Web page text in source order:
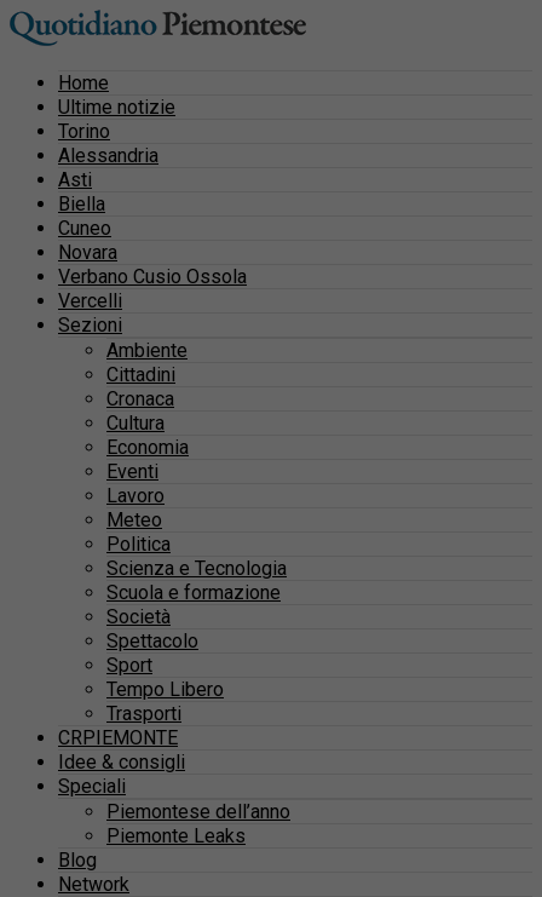
Home
Ultime notizie
Torino
Alessandria
Asti
Biella
Cuneo
Novara
Verbano Cusio Ossola
Vercelli
Sezioni
Ambiente
Cittadini
Cronaca
Cultura
Economia
Eventi
Lavoro
Meteo
Politica
Scienza e Tecnologia
Scuola e formazione
Società
Spettacolo
Sport
Tempo Libero
Trasporti
CRPIEMONTE
Idee & consigli
Speciali
Piemontese dell’anno
Piemonte Leaks
Blog
Network